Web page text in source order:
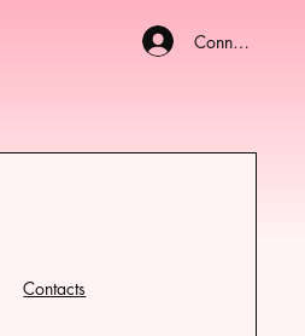
Connexion
Contacts